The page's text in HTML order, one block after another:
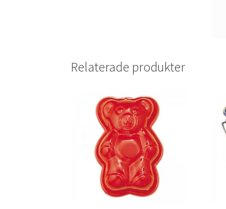
Relaterade produkter